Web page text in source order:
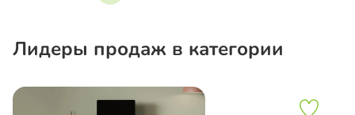
Лидеры продаж в категории